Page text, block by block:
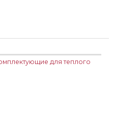
для теплого